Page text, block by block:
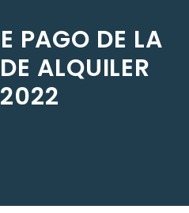
PAGO DE LA
ALQUILER
2022